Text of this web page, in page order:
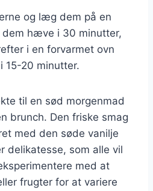
og læg dem på en
dem hæve i 30 minutter,
i en forvarmet ovn
15-20 minutter.
til en sød morgenmad
brunch. Den friske smag
med den søde vanilje
delikatesse, som alle vil
med at
frugter for at variere